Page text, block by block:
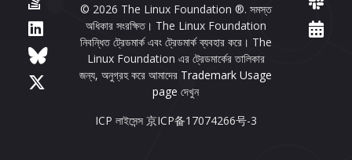
© 2026 The Linux Foundation ®. সমস্ত
অধিকার সংরক্ষিত। The Linux Foundation
নিবন্ধিত ট্রেডমার্ক এবং ট্রেডমার্ক ব্যবহার করে। The
Linux Foundation এর ট্রেডমার্কের তালিকার
জন্য, অনুগ্রহ করে আমাদের Trademark Usage
page দেখুন
ICP লাইসেন্স 京ICP备17074266号-3